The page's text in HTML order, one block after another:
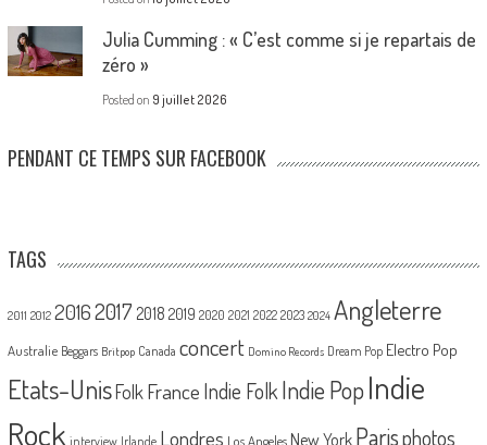
Julia Cumming : « C’est comme si je repartais de
zéro »
Posted on 9 juillet 2026
PENDANT CE TEMPS SUR FACEBOOK
TAGS
2011 2012 20162017 2018 2019 2020 2021 2022 2023 2024 Angleterre
Australie Beggars Britpop Canada concert Domino Records Dream Pop Electro Pop
Etats-UnisFolk France Indie FolkIndie PopIndie
Rock interview Irlande Londres Los Angeles New York Parisphotos